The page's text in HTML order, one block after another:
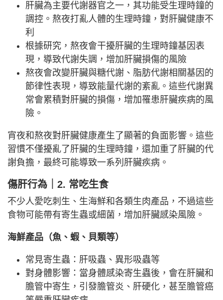
肝臟為主要代謝器官之一，其功能受生理時鐘的
調控。熬夜打亂人體的生理時鐘，對肝臟健康不
利
根據研究，熬夜會干擾肝臟的生理時鐘基因表
現，導致代謝失調，增加肝臟損傷的風險
熬夜會改變肝臟與糖代謝、脂肪代謝相關基因的
節律性表現，導致能量代謝的紊亂。這些代謝異
常會累積對肝臟的損傷，增加罹患肝臟疾病的風
險。
宵夜和熬夜對肝臟健康產生了顯著的負面影響。這些
習慣不僅擾亂了肝臟的生理時鐘，還加重了肝臟的代
謝負擔，最終可能導致一系列肝臟疾病。
傷肝行為 2. 常吃生食
不少人愛吃刺生、生海鮮和各類生肉產品，不過這些
食物可能帶有寄生蟲或細菌，增加肝臟感染風險。
海鮮產品（魚、蝦、貝類等）
常見寄生蟲：肝吸蟲、異形吸蟲等
對身體影響：當身體感染寄生蟲後，會在肝臟和
膽管中寄生，引發膽管炎、肝硬化，甚至膽管癌